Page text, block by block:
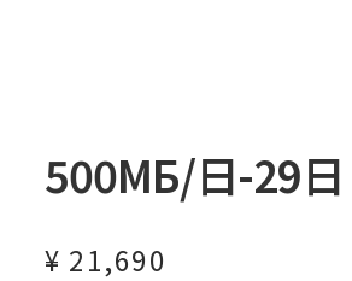
500МБ/日-29日
¥ 21,690